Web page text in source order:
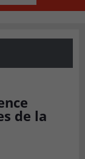
de la